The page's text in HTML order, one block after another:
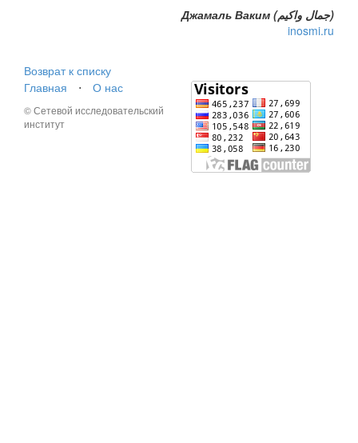
Джамаль Ваким (جمال واكيم)
inosmi.ru
Возврат к списку
Главная
⋅ О нас
© Сетевой исследовательский
институт